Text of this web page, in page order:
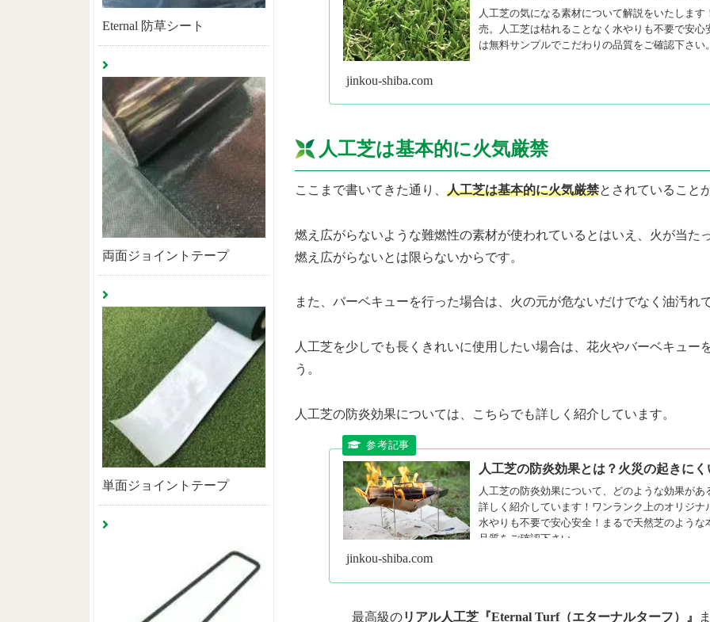
人工芝の気になる素材について解説をいたしま
売。人工芝は枯れることなく水やりも不要で安
は無料サンプルでこだわりの品質をご確認下さい。
jinkou-shiba.com
人工芝は基本的に火気厳禁
ここまで書いてきた通り、 人工芝は基本的に火気厳禁とされていること
燃え広がらないような難燃性の素材が使われているとはいえ、火が当た
燃え広がらないとは限らないからです。
また、バーベキューを行った場合は、火の元が危ないだけでなく油汚れ
人工芝を少しでも長くきれいに使用したい場合は、花火やバーベキュー
う。
人工芝の防炎効果については、こちらでも詳しく紹介しています。
人工芝の防炎効果とは？火災の起きに
人工芝の防炎効果について、どのような効果が
詳しく紹介しています！ワンランク上のオリジ
水やりも不要で安心安全！まるで天然芝のよう
品質をご確認下さい。
jinkou-shiba.com
最高級のリアル人工芝『Eternal Turf（エターナルターフ）』
Eternal 防草シート
両面ジョイントテープ
単面ジョイントテープ